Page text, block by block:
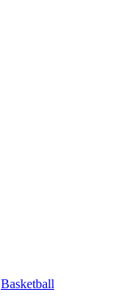
Basketball